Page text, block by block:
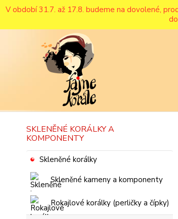
V období 31.7. až 17.8. budeme na dovolené,
SKLENĚNÉ KORÁLKY A
KOMPONENTY
Skleněné korálky
Skleněné kameny a komponenty
Rokajlové korálky (perličky a čípky)